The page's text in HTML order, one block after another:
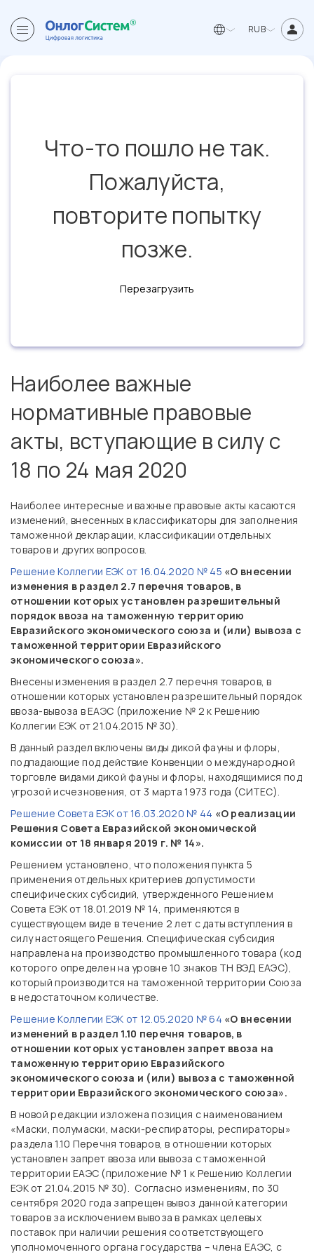
RUB
Что-то пошло не так.
Пожалуйста,
повторите попытку
позже.
Перезагрузить
Наиболее важные
нормативные правовые
акты, вступающие в силу с
18 по 24 мая 2020
Наиболее интересные и важные правовые акты касаются
изменений, внесенных в классификаторы для заполнения
таможенной декларации, классификации отдельных
товаров и других вопросов.
Решение Коллегии ЕЭК от 16.04.2020 № 45 «О внесении
изменения в раздел 2.7 перечня товаров, в
отношении которых установлен разрешительный
порядок ввоза на таможенную территорию
Евразийского экономического союза и (или) вывоза с
таможенной территории Евразийского
экономического союза».
Внесены изменения в раздел 2.7 перечня товаров, в
отношении которых установлен разрешительный порядок
ввоза-вывоза в ЕАЭС (приложение № 2 к Решению
Коллегии ЕЭК от 21.04.2015 № 30).
В данный раздел включены виды дикой фауны и флоры,
подпадающие под действие Конвенции о международной
торговле видами дикой фауны и флоры, находящимися под
угрозой исчезновения, от 3 марта 1973 года (СИТЕС).
Решение Совета ЕЭК от 16.03.2020 № 44 «О реализации
Решения Совета Евразийской экономической
комиссии от 18 января 2019 г. № 14».
Решением установлено, что положения пункта 5
применения отдельных критериев допустимости
специфических субсидий, утвержденного Решением
Совета ЕЭК от 18.01.2019 № 14, применяются в
существующем виде в течение 2 лет с даты вступления в
силу настоящего Решения. Специфическая субсидия
направлена на производство промышленного товара (код
которого определен на уровне 10 знаков ТН ВЭД ЕАЭС),
который производится на таможенной территории Союза
в недостаточном количестве.
Решение Коллегии ЕЭК от 12.05.2020 № 64 «О внесении
изменений в раздел 1.10 перечня товаров, в
отношении которых установлен запрет ввоза на
таможенную территорию Евразийского
экономического союза и (или) вывоза с таможенной
территории Евразийского экономического союза».
В новой редакции изложена позиция с наименованием
«Маски, полумаски, маски-респираторы, респираторы»
раздела 1.10 Перечня товаров, в отношении которых
установлен запрет ввоза или вывоза с таможенной
территории ЕАЭС (приложение № 1 к Решению Коллегии
ЕЭК от 21.04.2015 № 30). Согласно изменениям, по 30
сентября 2020 года запрещен вывоз данной категории
товаров за исключением вывоза в рамках целевых
поставок при наличии решения соответствующего
уполномоченного органа государства – члена ЕАЭС, с